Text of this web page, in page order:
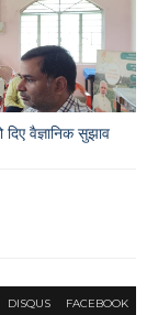
वैज्ञानिक सुझाव
DISQUS FACEBOOK